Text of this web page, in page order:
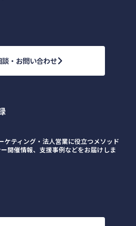
談・お問い合わせ
ティング・法人営業に役立つメソッド
開催情報、支援事例などをお届けしま